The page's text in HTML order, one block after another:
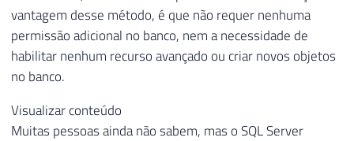
vantagem desse método, é que não requer nenhuma
permissão adicional no banco, nem a necessidade de
habilitar nenhum recurso avançado ou criar novos objetos
no banco.
Visualizar conteúdo
Muitas pessoas ainda não sabem, mas o SQL Server